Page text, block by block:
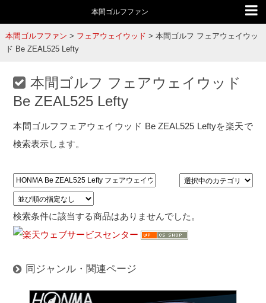
本間ゴルフファン
本間ゴルフファン > フェアウェイウッド > 本間ゴルフ フェアウェイウッ
ド Be ZEAL525 Lefty
本間ゴルフ フェアウェイウッド
Be ZEAL525 Lefty
本間ゴルフフェアウェイウッド Be ZEAL525 Leftyを楽天で
検索表示します。
検索条件に該当する商品はありませんでした。
同ジャンル・関連ページ